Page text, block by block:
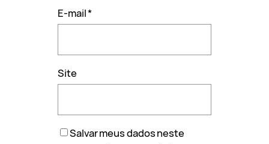
E-mail*
Site
Salvar meus dados neste